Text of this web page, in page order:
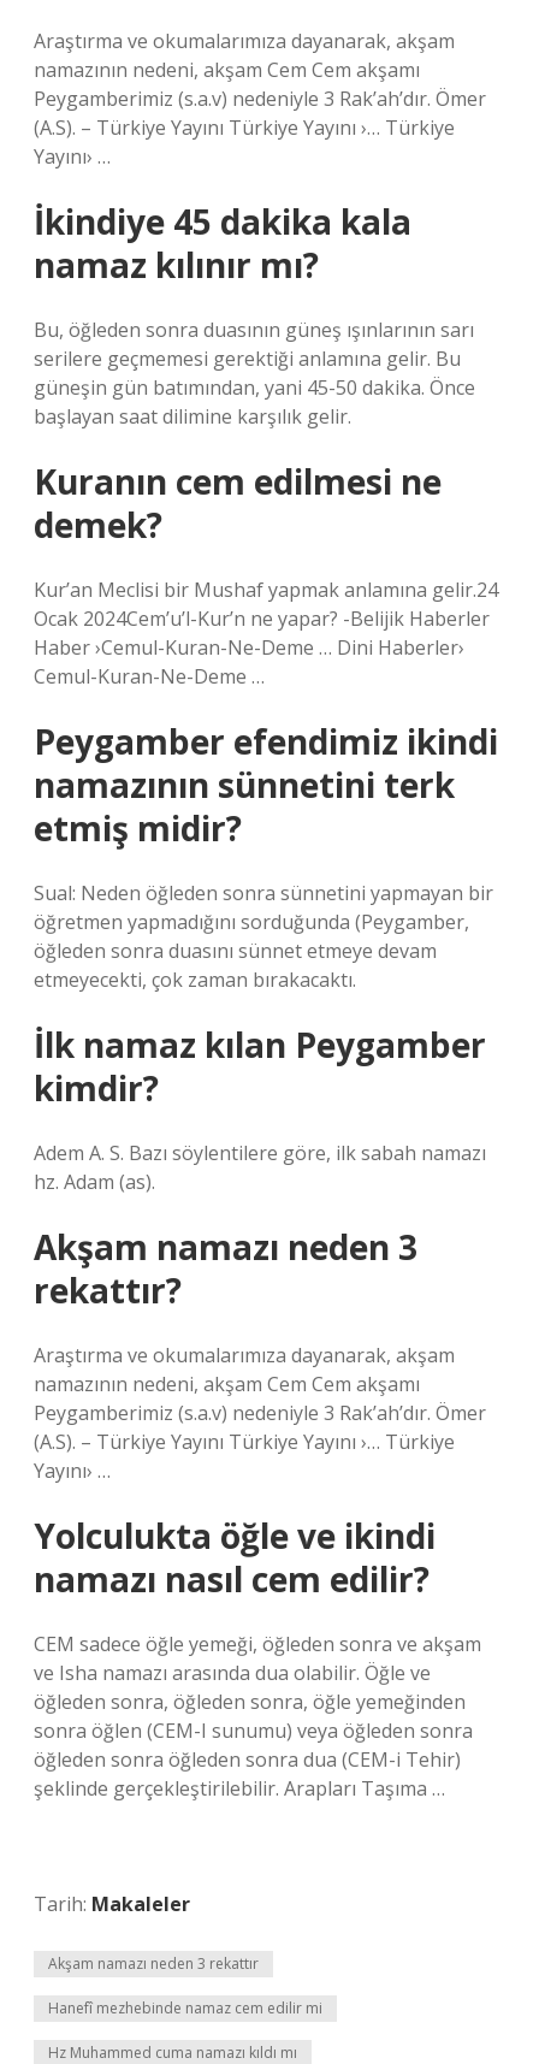
Araştırma ve okumalarımıza dayanarak, akşam
namazının nedeni, akşam Cem Cem akşamı
Peygamberimiz (s.a.v) nedeniyle 3 Rak’ah’dır. Ömer
(A.S). – Türkiye Yayını Türkiye Yayını ›… Türkiye
Yayını› …
İkindiye 45 dakika kala
namaz kılınır mı?
Bu, öğleden sonra duasının güneş ışınlarının sarı
serilere geçmemesi gerektiği anlamına gelir. Bu
güneşin gün batımından, yani 45-50 dakika. Önce
başlayan saat dilimine karşılık gelir.
Kuranın cem edilmesi ne
demek?
Kur’an Meclisi bir Mushaf yapmak anlamına gelir.24
Ocak 2024Cem’u’l-Kur’n ne yapar? -Belijik Haberler
Haber ›Cemul-Kuran-Ne-Deme … Dini Haberler›
Cemul-Kuran-Ne-Deme …
Peygamber efendimiz ikindi
namazının sünnetini terk
etmiş midir?
Sual: Neden öğleden sonra sünnetini yapmayan bir
öğretmen yapmadığını sorduğunda (Peygamber,
öğleden sonra duasını sünnet etmeye devam
etmeyecekti, çok zaman bırakacaktı.
İlk namaz kılan Peygamber
kimdir?
Adem A. S. Bazı söylentilere göre, ilk sabah namazı
hz. Adam (as).
Akşam namazı neden 3
rekattır?
Araştırma ve okumalarımıza dayanarak, akşam
namazının nedeni, akşam Cem Cem akşamı
Peygamberimiz (s.a.v) nedeniyle 3 Rak’ah’dır. Ömer
(A.S). – Türkiye Yayını Türkiye Yayını ›… Türkiye
Yayını› …
Yolculukta öğle ve ikindi
namazı nasıl cem edilir?
CEM sadece öğle yemeği, öğleden sonra ve akşam
ve Isha namazı arasında dua olabilir. Öğle ve
öğleden sonra, öğleden sonra, öğle yemeğinden
sonra öğlen (CEM-I sunumu) veya öğleden sonra
öğleden sonra öğleden sonra dua (CEM-i Tehir)
şeklinde gerçekleştirilebilir. Arapları Taşıma …
Tarih: Makaleler
Akşam namazı neden 3 rekattır
Hanefî mezhebinde namaz cem edilir mi
Hz Muhammed cuma namazı kıldı mı